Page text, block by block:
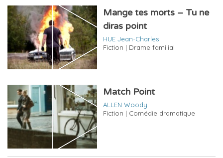
Mange tes morts – Tu ne
diras point
HUE Jean-Charles
Fiction | Drame familial
Match Point
ALLEN Woody
Fiction | Comédie dramatique